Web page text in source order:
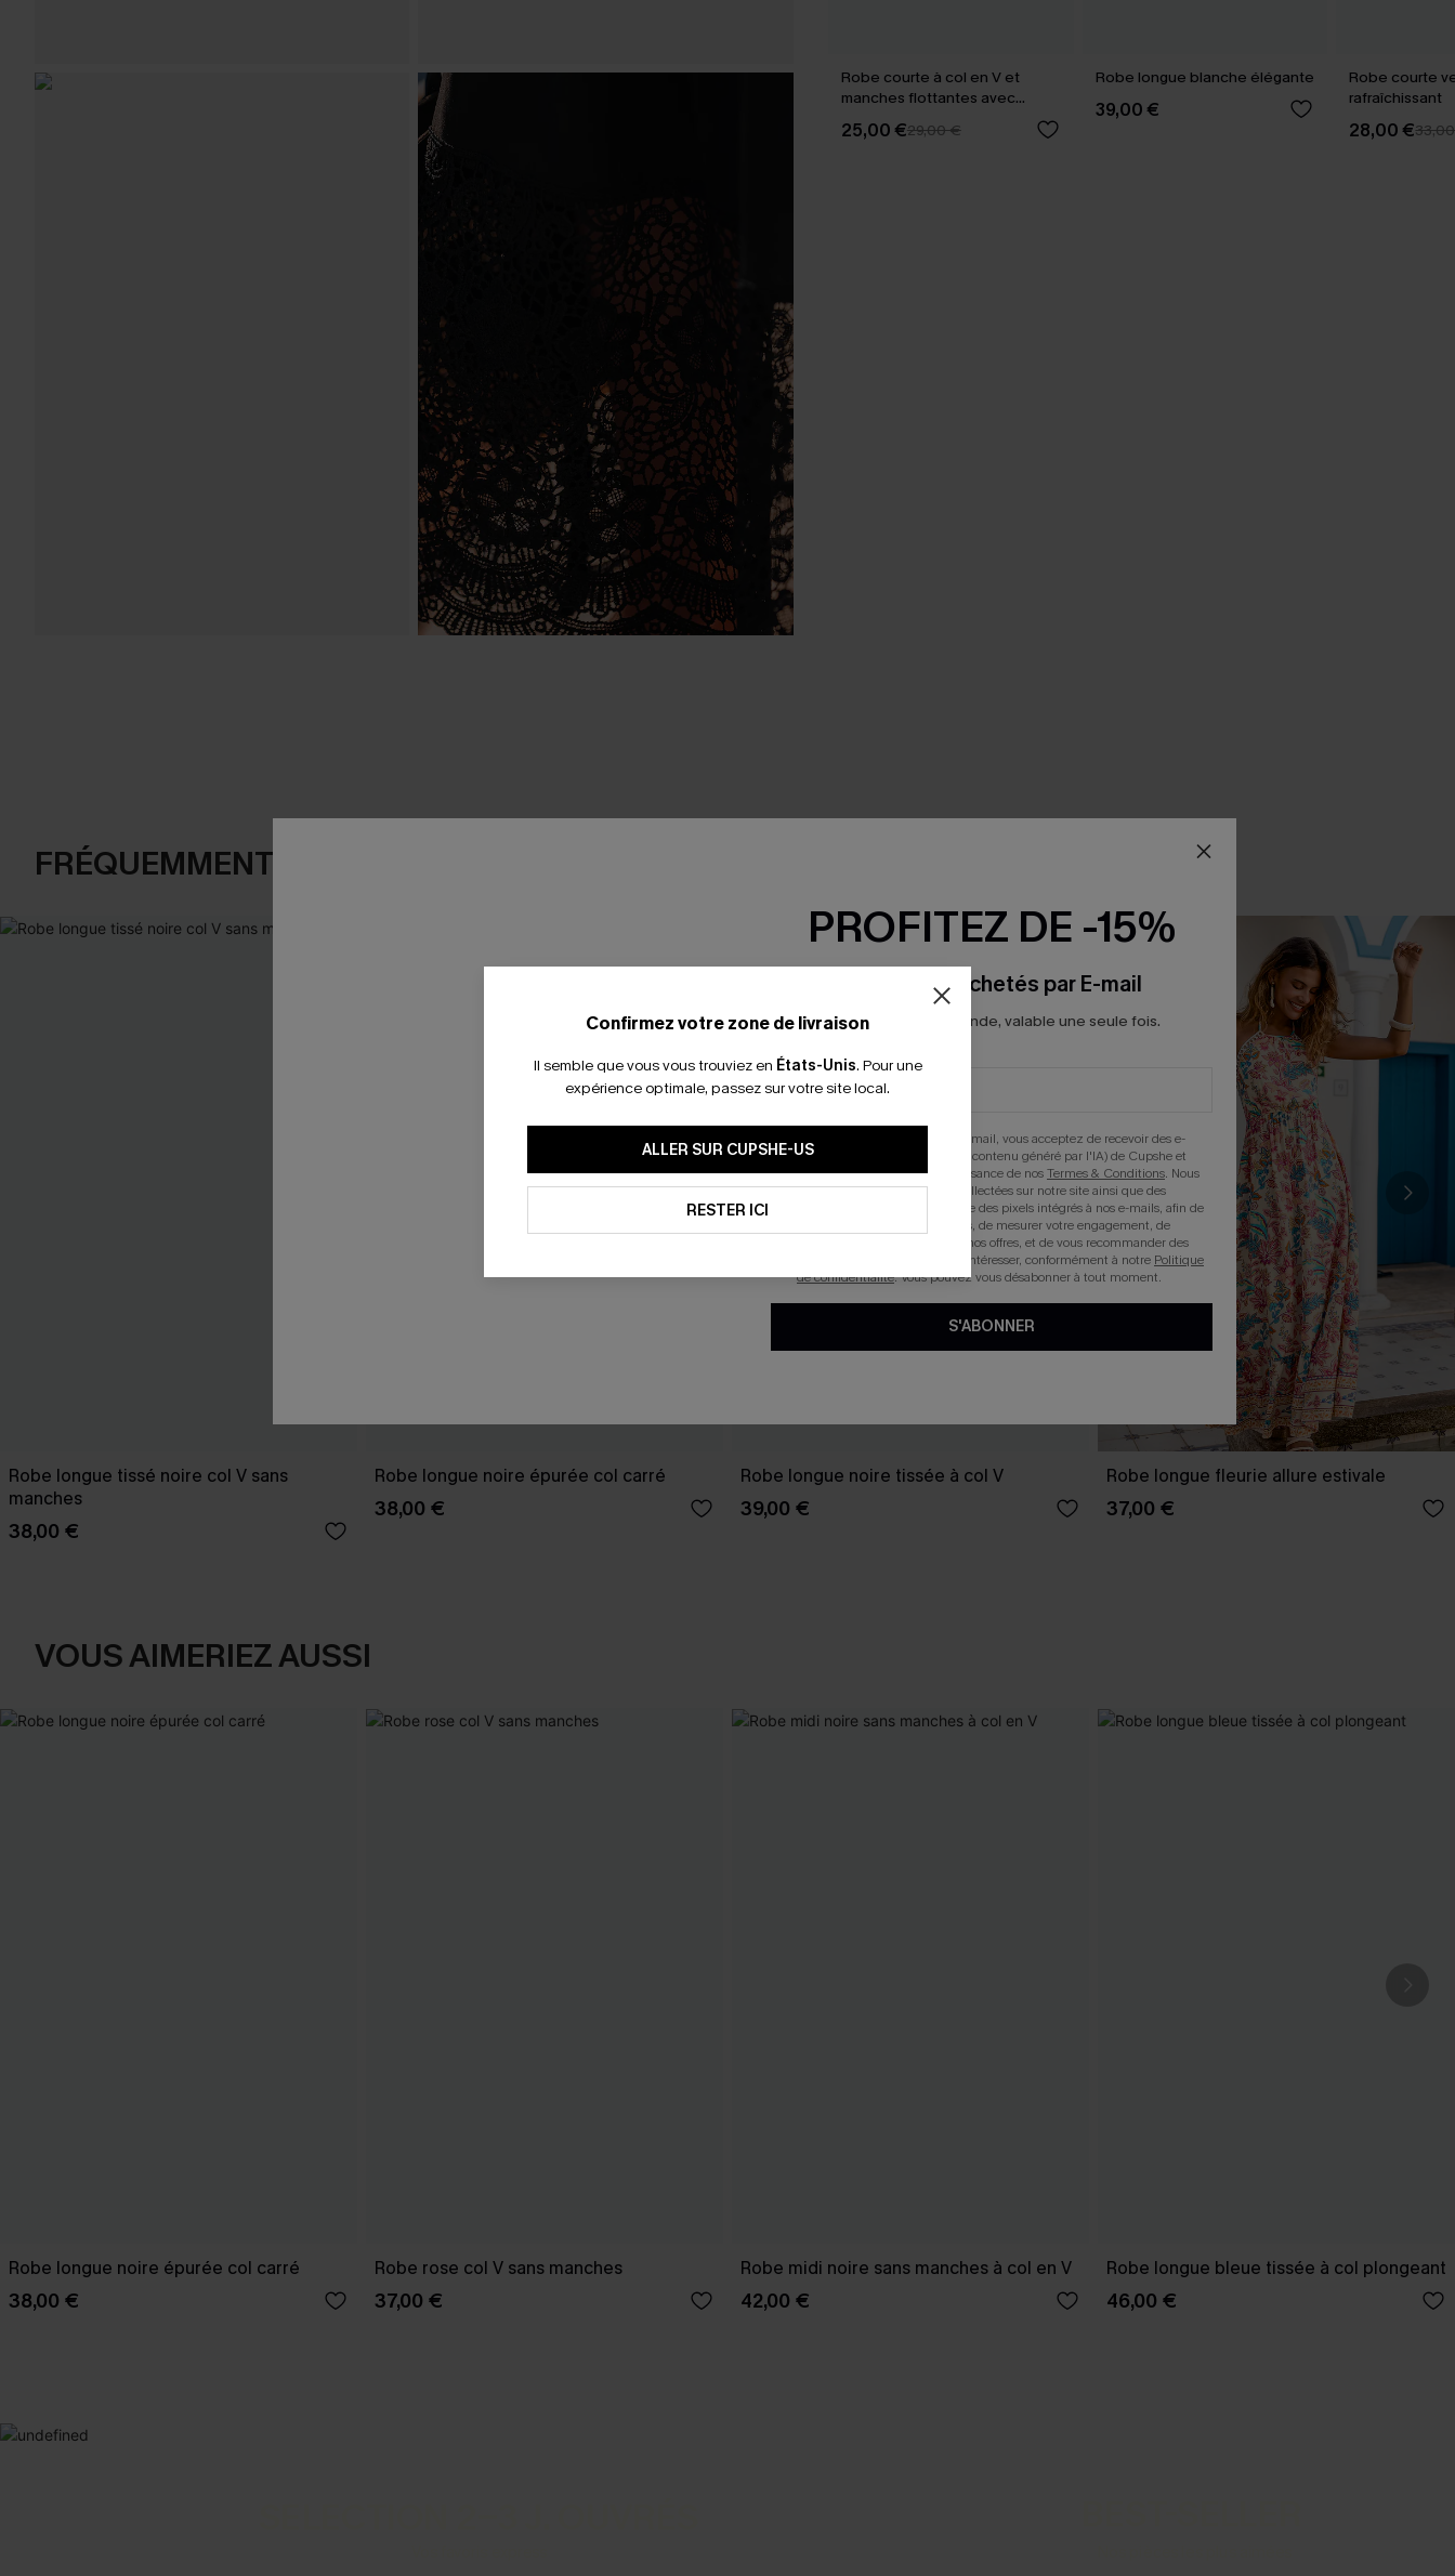
Robe courte à col en V et
manches flottantes avec
rayures bleue
25,00 €29,00 €
Robe longue blanche élégante
39,00 €
Robe courte
rafraîchissant
28,00 €
FRÉQUEMMENT ACHETÉS ENSEMBLE
Robe longue tissé noire col V sans
manches
38,00 €
Robe longue noire épurée col carré
38,00 €
Robe longue noire tissée à col V
39,00 €
Robe longue fleurie allure estivale
37,00 €
VOUS AIMERIEZ AUSSI
Robe longue noire épurée col carré
38,00 €
Robe rose col V sans manches
37,00 €
Robe midi noire sans manches à col en V
42,00 €
Robe longue bleue tissée à col plongeant
46,00 €
Confirmez votre zone de livraison
Il semble que vous vous trouviez en États-Unis. Pour une
expérience optimale, passez sur votre site local.
ALLER SUR CUPSHE-US
RESTER ICI
PROFITEZ DE -15%
-15% dès 2 Achetés par E-mail
*Un code par commande, valable une seule fois.
En soumettant votre adresse e-mail, vous acceptez de recevoir des e-
mails marketing (y compris du contenu généré par l'IA) de Cupshe et
reconnaissez avoir pris connaissance de nosTermes & Conditions. Nous
pouvons utiliser les données collectées sur notre site ainsi que des
technologies de suivi, telles que des pixels intégrés à nos e-mails, afin de
savoir si ceux-ci ont été ouverts, de mesurer votre engagement, de
personnaliser nos contenus et nos offres, et de vous recommander des
produits susceptibles de vous intéresser, conformément à notre Politique
de confidentialité. Vous pouvez vous désabonner à tout moment.
S'ABONNER